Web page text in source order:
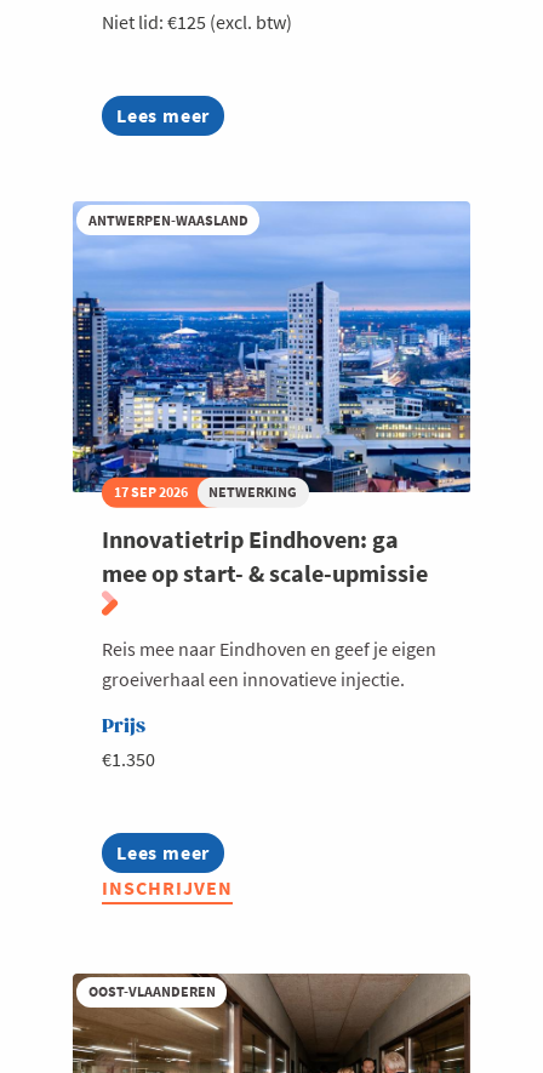
Niet lid: €125 (excl. btw)
Lees meer
about
Bite
ANTWERPEN-WAASLAND
17 SEP 2026 NETWERKING
Innovatietrip Eindhoven: ga
mee op start- & scale-upmissie
Reis mee naar Eindhoven en geef je eigen
groeiverhaal een innovatieve injectie.
Prijs
€1.350
Lees meer
about
Innovatietrip
Eindhoven:
start-
&
scale-
upmissie
INSCHRIJVEN
OOST-VLAANDEREN